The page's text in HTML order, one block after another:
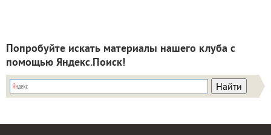
Попробуйте искать материалы нашего клуба с
помощью Яндекс.Поиск!